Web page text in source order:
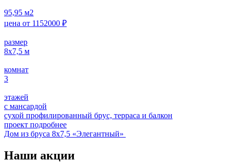
95,95 м2
цена от 1152000 ₽
размер
8х7,5 м
комнат
3
этажей
с мансардой
сухой профилированный брус, терраса и балкон
проект подробнее
Дом из бруса 8х7,5 «Элегантный»
Наши акции